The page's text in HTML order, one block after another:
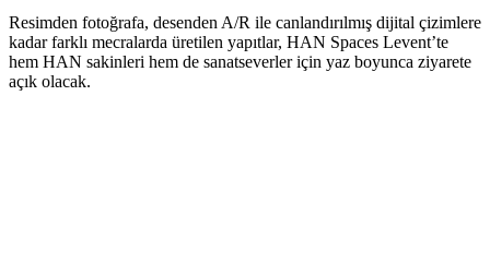
Resimden fotoğrafa, desenden A/R ile canlandırılmış dijital çizimlere
kadar farklı mecralarda üretilen yapıtlar, HAN Spaces Levent’te
hem HAN sakinleri hem de sanatseverler için yaz boyunca ziyarete
açık olacak.